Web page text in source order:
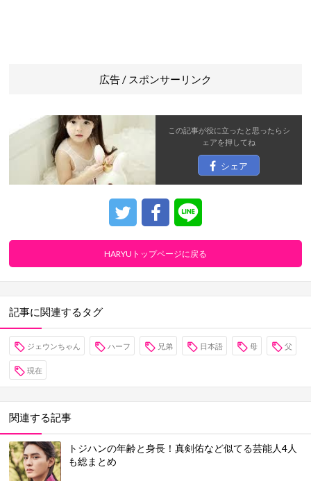
広告 / スポンサーリンク
この記事が役に立ったと思ったらシ
ェアを押してね
シェア
HARYUトップページに戻る
記事に関連するタグ
ジェウンちゃん ハーフ 兄弟 日本語 母 父
現在
関連する記事
トジハンの年齢と身長！真剣佑など似てる芸能人4人
も総まとめ